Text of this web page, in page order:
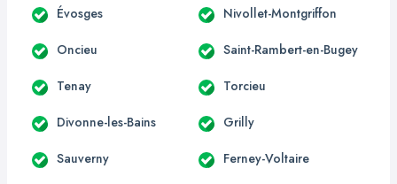
Évosges Nivollet-Montgriffon
Oncieu Saint-Rambert-en-Bugey
Tenay Torcieu
Divonne-les-Bains Grilly
Sauverny Ferney-Voltaire